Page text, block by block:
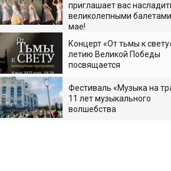
приглашает вас
великолепными
мае!
Концерт «От тьмы к
летию Великой Победы
посвящается
Фестиваль «Музыка на
11 лет музыкального
волшебства